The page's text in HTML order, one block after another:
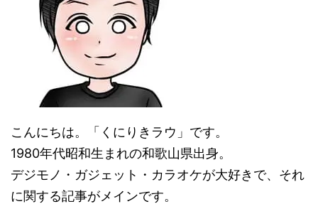
こんにちは。「くにりきラウ」です。
1980年代昭和生まれの和歌山県出身。
デジモノ・ガジェット・カラオケが大好きで、それ
に関する記事がメインです。